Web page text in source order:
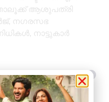
ആശുപത്രി
നഗരസഭ
നാട്ടുകാർ
Next